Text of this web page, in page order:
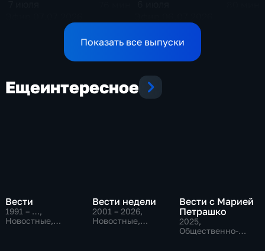
Показать все выпуски
Ещеинтересное
Вести
1991 – …,
Новостные,
Вести недели
2001 – 2026,
Новостные,
Вести с Марией
Петрашко
2025,
Общественно-